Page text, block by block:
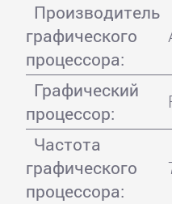
Производитель
графического
процессора:
Графический
процессор:
Частота
графического
процессора: